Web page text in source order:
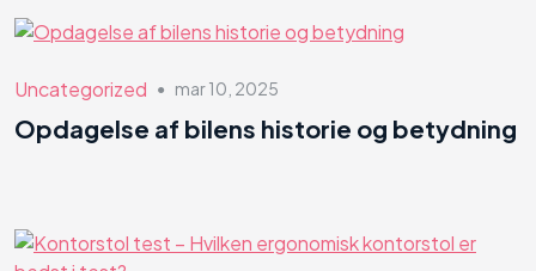
Uncategorized ● mar 10, 2025
Opdagelse af bilens historie og betydning